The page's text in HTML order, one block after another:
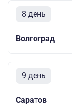
8 день
Волгоград
9 день
Саратов